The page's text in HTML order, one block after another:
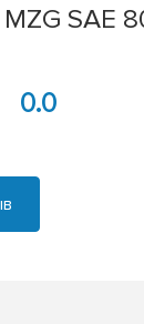
SAE
0.0